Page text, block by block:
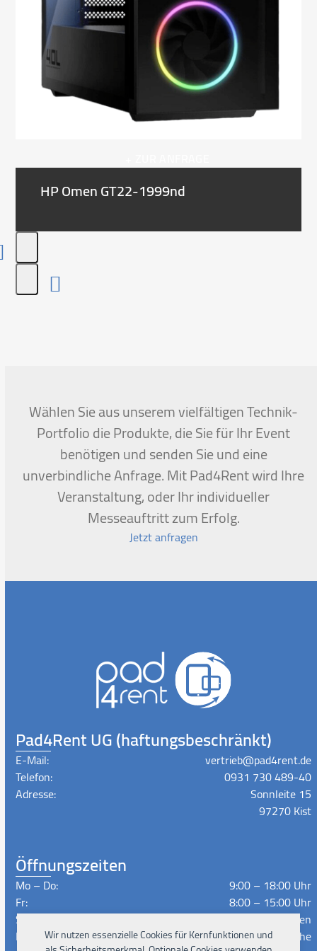
Wir nutzen essenzielle Cookies für Kernfunktionen und
HP Omen GT22-1999nd
first
slide
Wählen Sie aus unserem vielfältigen Technik-
Portfolio die Produkte, die Sie für Ihr Event
benötigen und senden Sie und eine
unverbindliche Anfrage. Mit Pad4Rent wird Ihre
Veranstaltung, oder Ihr individueller
Messeauftritt zum Erfolg.
Jetzt anfragen
Pad4Rent UG (haftungsbeschränkt)
E-Mail:
vertrieb@pad4rent.de
Telefon:
0931 730 489-40
Adresse:
Sonnleite 15
97270 Kist
Öffnungszeiten
Mo – Do:
9:00 – 18:00 Uhr
Fr:
8:00 – 15:00 Uhr
Sa – So:
Geschlossen
Lieferzeiten:
Nach Absprache